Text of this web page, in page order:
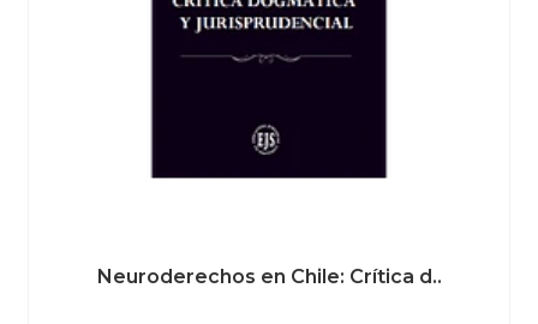
Neuroderechos en Chile: Crítica d..